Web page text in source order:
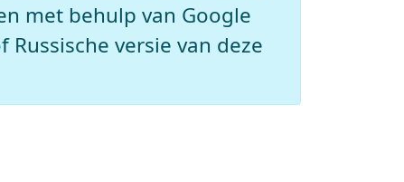
met behulp van Google
versie van deze